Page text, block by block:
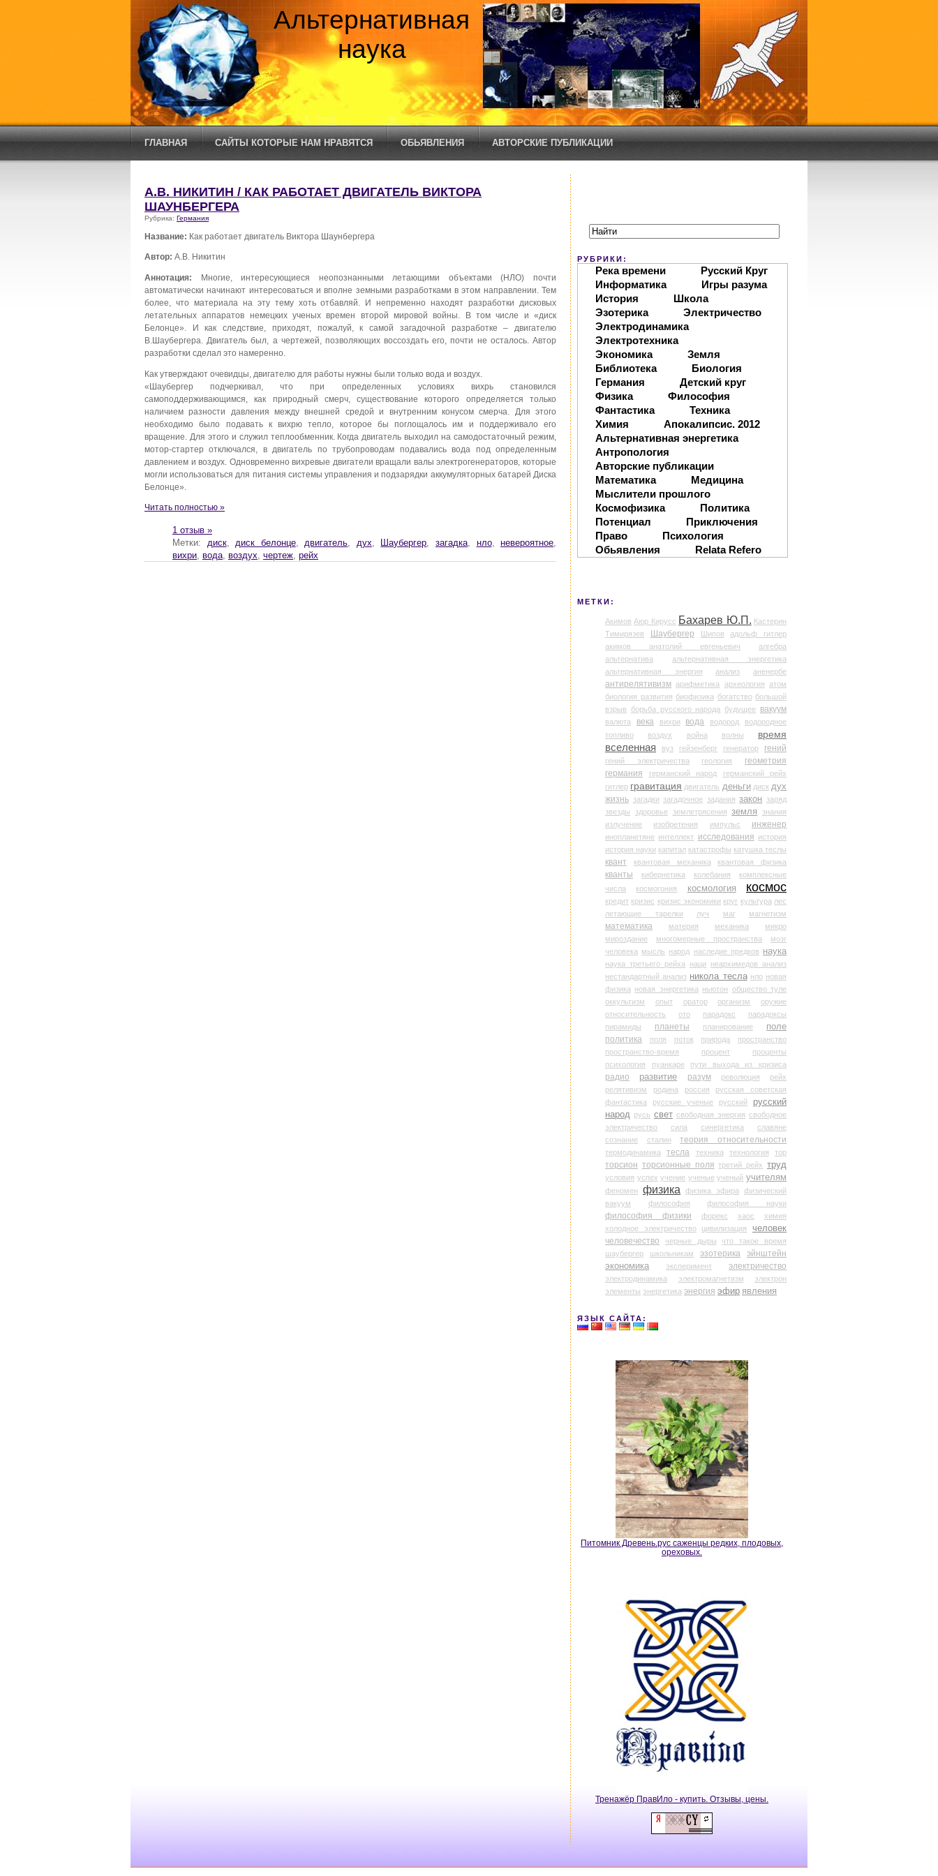
Альтернативная
наука
ГЛАВНАЯ САЙТЫ КОТОРЫЕ НАМ НРАВЯТСЯ ОБЬЯВЛЕНИЯ АВТОРСКИЕ ПУБЛИКАЦИИ
А.В. НИКИТИН / КАК РАБОТАЕТ ДВИГАТЕЛЬ ВИКТОРА
ШАУНБЕРГЕРА
Рубрика: Германия
Название: Как работает двигатель Виктора Шаунбергера
Автор: А.В. Никитин
Аннотация: Многие, интересующиеся неопознанными летающими объектами (НЛО) почти
автоматически начинают интересоваться и вполне земными разработками в этом направлении. Тем
более, что материала на эту тему хоть отбавляй. И непременно находят разработки дисковых
летательных аппаратов немецких ученых времен второй мировой войны. В том числе и «диск
Белонце». И как следствие, приходят, пожалуй, к самой загадочной разработке – двигателю
В.Шаубергера. Двигатель был, а чертежей, позволяющих воссоздать его, почти не осталось. Автор
разработки сделал это намеренно.
Как утверждают очевидцы, двигателю для работы нужны были только вода и воздух.
«Шаубергер подчеркивал, что при определенных условиях вихрь становился
самоподдерживающимся, как природный смерч, существование которого определяется только
наличием разности давления между внешней средой и внутренним конусом смерча. Для этого
необходимо было подавать к вихрю тепло, которое бы поглощалось им и поддерживало его
вращение. Для этого и служил теплообменник. Когда двигатель выходил на самодостаточный режим,
мотор-стартер отключался, в двигатель по трубопроводам подавались вода под определенным
давлением и воздух. Одновременно вихревые двигатели вращали валы электрогенераторов, которые
могли использоваться для питания системы управления и подзарядки аккумуляторных батарей Диска
Белонце».
Читать полностью »
1 отзыв »
Метки: диск,диск белонце,двигатель, дух, Шаубергер, загадка, нло,невероятное,
вихри, вода, воздух, чертеж, рейх
РУБРИКИ:
Река времени
Русский Круг
Информатика
Игры разума
История
Школа
Эзотерика
Электричество
Электродинамика
Электротехника
Экономика
Земля
Библиотека
Биология
Германия
Детский круг
Физика
Философия
Фантастика
Техника
Химия
Апокалипсис. 2012
Альтернативная энергетика
Антропология
Авторские публикации
Математика
Медицина
Мыслители прошлого
Космофизика
Политика
Потенциал
Приключения
Право
Психология
Обьявления
Relata Refero
МЕТКИ:
Акимов Аюр Кирусс Бахарев Ю.П. Кастерин
Тимирязев
Шаубергер Шипов
адольф гитлер
акимов анатолий евгеньевич
алгебра
альтернатива
альтернативная энергетика
альтернативная энергия
анализ аненербе
антирелятивизм арифметика археология атом
биология развития биофизика богатство большой
взрыв
борьба русского народа будущее вакуум
валюта века вихри вода водород
водородное
топливо
воздух война волны
время
вселенная
вуз гейзенберг генератор гений
гений электричества геология
геометрия
германия
германский народ
германский рейх
гитлер гравитация двигатель деньги диск дух
жизнь загадки загадочное задания закон заряд
звезды
здоровье землетрясения земля
знания
излучение
изобретения импульс инженер
инопланетяне интеллект исследования история
история науки капитал катастрофы катушка теслы
квант квантовая механика квантовая физика
кванты кибернетика колебания
комплексные
числа
космогония космология космос
кредит кризис кризис экономики круг культура лес
летающие тарелки
луч маг магнетизм
математика материя механика
микро
мироздание
многомерные пространства
мозг
человека мысль народ наследие предков наука
наука третьего рейха наци
неархимедов анализ
нестандартный анализ никола тесла нло новая
физика новая энергетика ньютон общество туле
оккультизм
опыт оратор организм
оружие
относительность
ото парадокс
парадоксы
пирамиды
планеты планирование
поле
политика
поля поток природа
пространство
пространство-время
процент
проценты
психология
пуанкаре пути выхода из кризиса
радио развитие разум революция
рейх
релятивизм
родина россия
русская советская
фантастика
русские ученые русский
русский
народ русь свет свободная энергия свободное
электричество
сила синергетика
славяне
сознание
сталин теория относительности
термодинамика тесла техника технология тор
торсион торсионные поля третий рейх труд
условия успех учение ученые ученый учителям
феномен физика физика эфира
физический
вакуум
философия философия науки
философия физики форекс хаос
химия
холодное электричество
цивилизация человек
человечество черные дыры
что такое время
шаубергер
школьникам эзотерика
эйнштейн
экономика
эксперимент электричество
электродинамика электромагнетизм
электрон
элементы энергетика энергия эфир явления
ЯЗЫК САЙТА:
Питомник Древень.рус саженцы редких, плодовых,
ореховых.
Тренажёр ПравИло - купить. Отзывы, цены.